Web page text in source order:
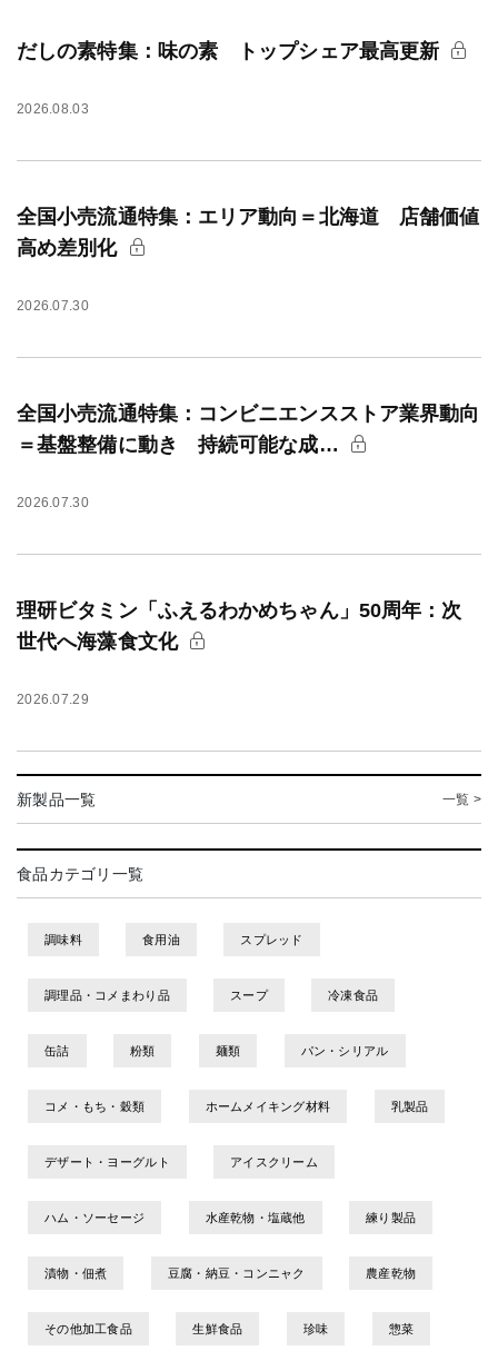
だしの素特集：味の素 トップシェア最高更新
2026.08.03
全国小売流通特集：エリア動向＝北海道 店舗価値
高め差別化
2026.07.30
全国小売流通特集：コンビニエンスストア業界動向
＝基盤整備に動き 持続可能な成…
2026.07.30
理研ビタミン「ふえるわかめちゃん」50周年：次
世代へ海藻食文化
2026.07.29
新製品一覧 一覧 >
食品カテゴリ一覧
調味料 食用油 スプレッド
調理品・コメまわり品 スープ 冷凍食品
缶詰 粉類 麺類 パン・シリアル
コメ・もち・穀類 ホームメイキング材料 乳製品
デザート・ヨーグルト アイスクリーム
ハム・ソーセージ 水産乾物・塩蔵他 練り製品
漬物・佃煮 豆腐・納豆・コンニャク 農産乾物
その他加工食品 生鮮食品 珍味 惣菜